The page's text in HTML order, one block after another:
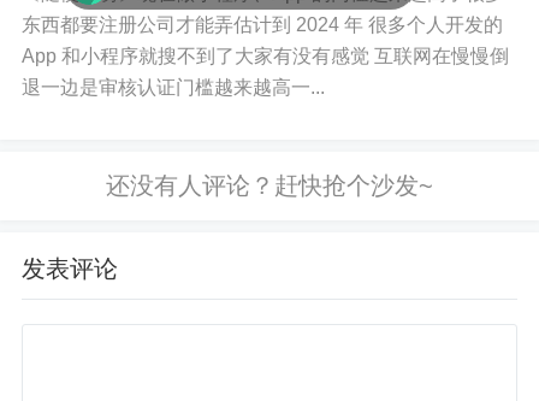
东西都要注册公司才能弄估计到 2024 年 很多个人开发的
App 和小程序就搜不到了大家有没有感觉 互联网在慢慢倒
退一边是审核认证门槛越来越高一...
发表评论